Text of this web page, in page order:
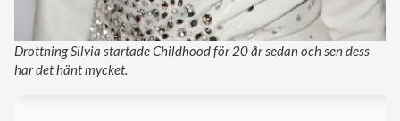
Drottning Silvia startade Childhood för 20 år sedan och sen dess
har det hänt mycket.